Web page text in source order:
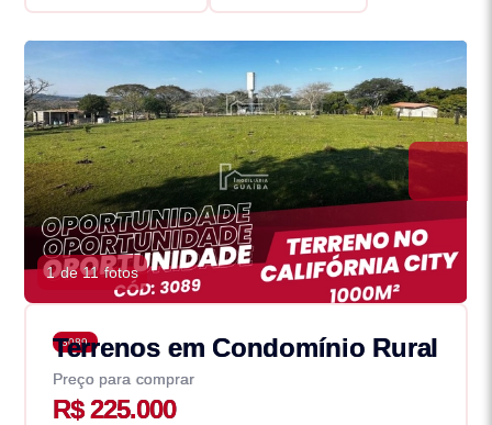
1 de 11 fotos
3089
Terrenos em Condomínio Rural
Preço para comprar
R$ 225.000